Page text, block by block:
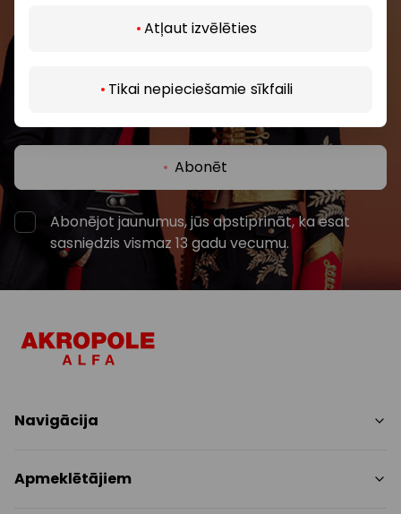
Atļaut izvēlēties
Tikai nepieciešamie sīkfaili
Rīga”.
Abonēt
Abonējot jaunumus, jūs apstiprināt, ka esat
sasniedzis vismaz 13 gadu vecumu.
Navigācija
Pakalpojumi
Apmeklētājiem